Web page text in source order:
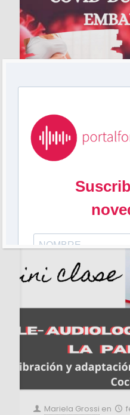
embarazo»
¿El COVID durante el
audición del bebé?
Youtube ? Poco se sabe
Mariela Grossi en